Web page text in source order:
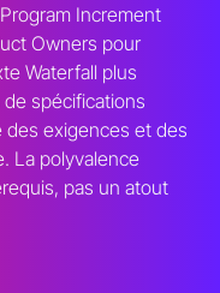
Increment
Owners pour
Waterfall plus
spécifications
des exigences et des
La polyvalence
pas un atout